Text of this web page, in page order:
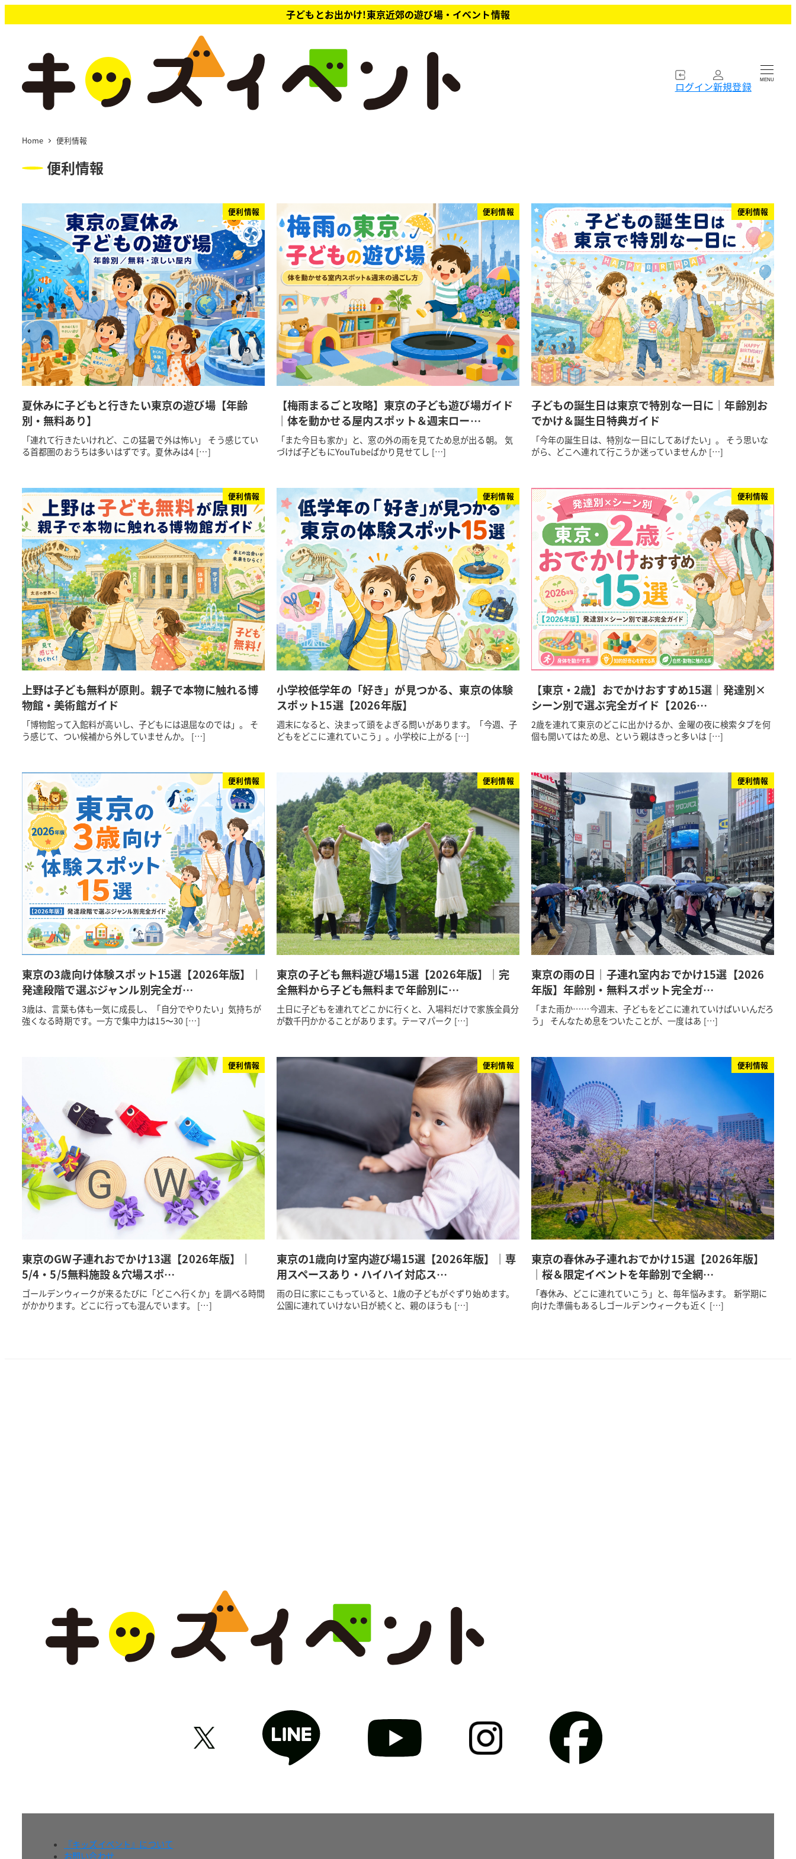
イ
子どもとお出かけ!東京近郊の遊び場・イベント情報
ログイン新規登録 MENU
Home 便利情報
便利情報
便利情報
夏休みに子どもと行きたい東京の遊び場【年齢
別・無料あり】
「連れて行きたいけれど、この猛暑で外は怖い」 そう感じてい
る首都圏のおうちは多いはずです。夏休みは4 […]
便利情報
【梅雨まるごと攻略】東京の子ども遊び場ガイド
｜体を動かせる屋内スポット＆週末ロー…
「また今日も家か」と、窓の外の雨を見てため息が出る朝。 気
づけば子どもにYouTubeばかり見せてし […]
便利情報
子どもの誕生日は東京で特別な一日に｜年齢別お
でかけ＆誕生日特典ガイド
「今年の誕生日は、特別な一日にしてあげたい」。 そう思いな
がら、どこへ連れて行こうか迷っていませんか […]
便利情報
上野は子ども無料が原則。親子で本物に触れる博
物館・美術館ガイド
「博物館って入館料が高いし、子どもには退屈なのでは」。 そ
う感じて、つい候補から外していませんか。 […]
便利情報
小学校低学年の「好き」が見つかる、東京の体験
スポット15選【2026年版】
週末になると、決まって頭をよぎる問いがあります。「今週、子
どもをどこに連れていこう」。小学校に上がる […]
便利情報
【東京・2歳】おでかけおすすめ15選｜発達別×
シーン別で選ぶ完全ガイド【2026…
2歳を連れて東京のどこに出かけるか、金曜の夜に検索タブを何
個も開いてはため息、という親はきっと多いは […]
便利情報
東京の3歳向け体験スポット15選【2026年版】｜
発達段階で選ぶジャンル別完全ガ…
3歳は、言葉も体も一気に成長し、「自分でやりたい」気持ちが
強くなる時期です。一方で集中力は15〜30 […]
便利情報
東京の子ども無料遊び場15選【2026年版】｜完
全無料から子ども無料まで年齢別に…
土日に子どもを連れてどこかに行くと、入場料だけで家族全員分
が数千円かかることがあります。テーマパーク […]
便利情報
東京の雨の日｜子連れ室内おでかけ15選【2026
年版】年齢別・無料スポット完全ガ…
「また雨か……今週末、子どもをどこに連れていけばいいんだろ
う」 そんなため息をついたことが、一度はあ […]
便利情報
東京のGW子連れおでかけ13選【2026年版】｜
5/4・5/5無料施設＆穴場スポ…
ゴールデンウィークが来るたびに「どこへ行くか」を調べる時間
がかかります。どこに行っても混んでいます。 […]
便利情報
東京の1歳向け室内遊び場15選【2026年版】｜専
用スペースあり・ハイハイ対応ス…
雨の日に家にこもっていると、1歳の子どもがぐずり始めます。
公園に連れていけない日が続くと、親のほうも […]
便利情報
東京の春休み子連れおでかけ15選【2026年版】
｜桜＆限定イベントを年齢別で全網…
「春休み、どこに連れていこう」と、毎年悩みます。 新学期に
向けた準備もあるしゴールデンウィークも近く […]
『キッズイベント』について
お問い合わせ